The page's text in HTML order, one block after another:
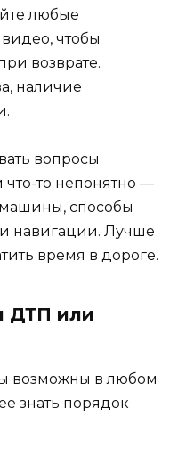
любые
чтобы
возврате.
наличие
вопросы
что-то непонятно —
способы
навигации. Лучше
время в дороге.
ДТП или
возможны в любом
знать порядок